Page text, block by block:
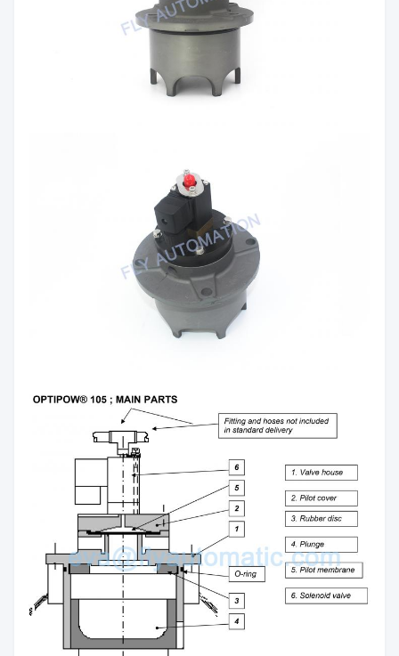
GD-AlSi9Cu3).يتم تثبيت الغطاء على المنزل بأربعة
الموضع 3 ، القرص المطاطي ، مصنوع من مطاط
القوى من الغطس التي يتم نقلها إلى المنزل ولكنها تقل
قوى التباطؤ على الغطس.يتم ضغط القرص المطاطي
الموضع 4 ، الغطس ، مصبوب بالحقن في مادة البولي
أميد المقوى بالألياف الزجاجية PA
6.6 ، مقاومة للأحماض وتتحمل درجات حرارة الغاز حتى
150 درجة مئوية.ال
يتم تشكيل القطر الخارجي وكذلك جزء الختم من القاع.
الموضع 5 ، الغشاء التجريبي ، مصنوع من المطاط من
جودة غشاء قياسية.
الموضع 6 ، صمام الملف اللولبي ، هو صمام ثلاثي